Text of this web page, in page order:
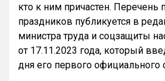
кто к ним причастен. Перечень
праздников публикуется в
министра труда и соцзащиты
от 17.11.2023 года, который
дня его первого официального